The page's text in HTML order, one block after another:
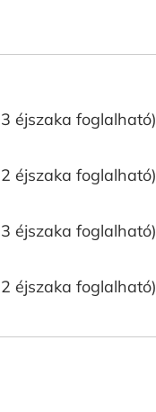
éjszaka foglalható)
éjszaka foglalható)
éjszaka foglalható)
éjszaka foglalható)